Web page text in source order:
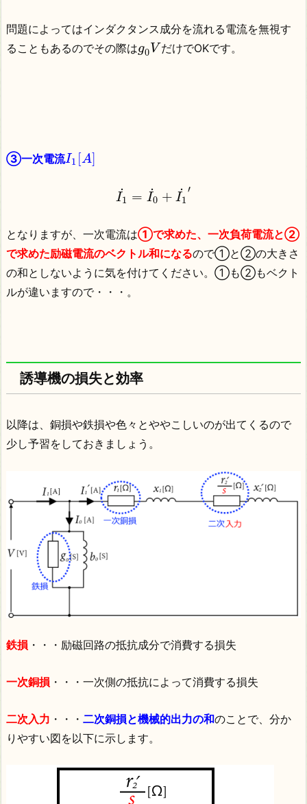
問題によってはインダクタンス成分を流れる電流を無視す
ることもあるのでその際はg0 V だけでOKです。
③一次電流I1 [A]
I1
˙ = I0
˙ + I1
˙ ′
となりますが、一次電流は①で求めた、一次負荷電流と②
で求めた励磁電流のベクトル和になるので①と②の大きさ
の和としないように気を付けてください。①も②もベクト
ルが違いますので・・・。
誘導機の損失と効率
以降は、銅損や鉄損や色々とややこしいのが出てくるので
少し予習をしておきましょう。
鉄損 ・・・励磁回路の抵抗成分で消費する損失
一次銅損 ・・・一次側の抵抗によって消費する損失
二次入力 ・・・ 二次銅損と機械的出力の和のことで、分か
りやすい図を以下に示します。